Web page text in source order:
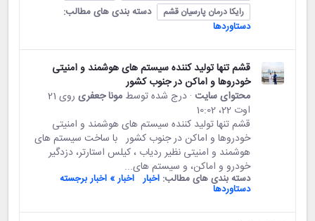
رایکا درمان پارسیان قشم
دسته بندی های مطالب:
دستاوردها
قشم تنها تولید کننده سیستم های هوشمند و امنیتی
خودروها و اماکن در جنوب کشور
محتوای سایت · درج شده توسط مونا جعفری
روی 21
اوت 22،‏ 10:02
قشم تنها تولید کننده سیستم های هوشمند و امنیتی
خودروها و اماکن در جنوب کشور با ساخت سیستم های
هوشمند و امنیتی نظیر ردیاب ، کیلس استارتر، دزدگیر
خودرو و اماکن، و سیستم های...
دسته بندی های مطالب: اخبار اخبار » اخبار برجسته
دستاوردها